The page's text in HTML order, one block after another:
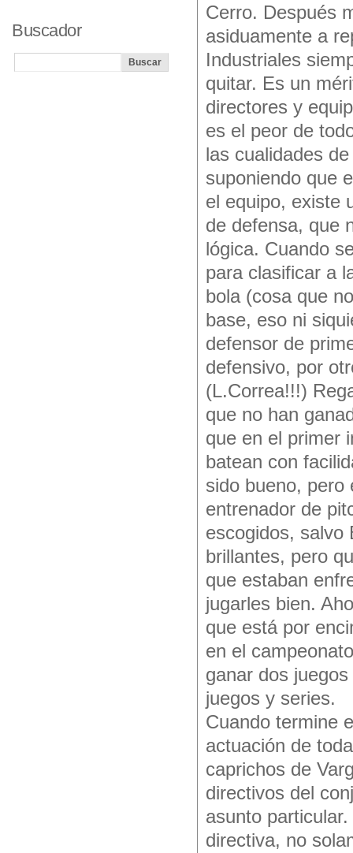
Cerro. Después
asiduamente a
Industriales
quitar. Es un
directores y
es el peor de
las cualidades
suponiendo que
el equipo, existe
de defensa, que
lógica. Cuando
para clasificar a
bola (cosa que
base, eso ni
defensor de
defensivo, por
(L.Correa!!!)
que no han
que en el primer
batean con
sido bueno, pero
entrenador de
escogidos, salvo
brillantes, pero
que estaban
jugarles bien.
que está por
en el
ganar dos
juegos y series.
Cuando termine
actuación de
caprichos de
directivos del
asunto
directiva, no
Buscador